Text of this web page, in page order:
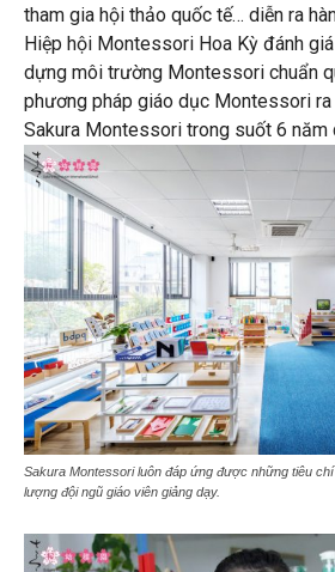
tham gia hội thảo quốc tế… diễn ra
Hiệp hội Montessori Hoa Kỳ đánh
dựng môi trường Montessori chuẩn
phương pháp giáo dục Montessori
Sakura Montessori trong suốt 6 năm
Sakura Montessori luôn đáp ứng được những tiêu
lượng đội ngũ giáo viên giảng dạy.